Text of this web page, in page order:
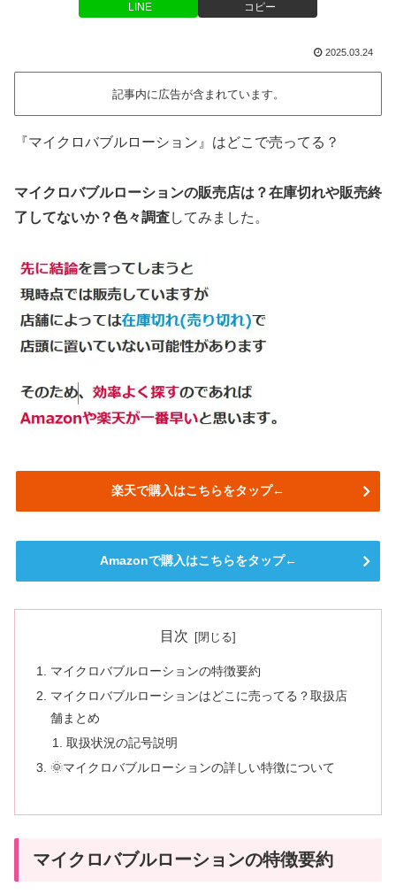
LINE コピー
2025.03.24
記事内に広告が含まれています。
『マイクロバブルローション』はどこで売ってる？
マイクロバブルローションの販売店は？在庫切れや販売終
了してないか？色々調査してみました。
楽天で購入はこちらをタップ←
Amazonで購入はこちらをタップ←
目次
マイクロバブルローションの特徴要約
マイクロバブルローションはどこに売ってる？取扱店
舗まとめ
取扱状況の記号説明
🌞マイクロバブルローションの詳しい特徴について
マイクロバブルローションの特徴要約